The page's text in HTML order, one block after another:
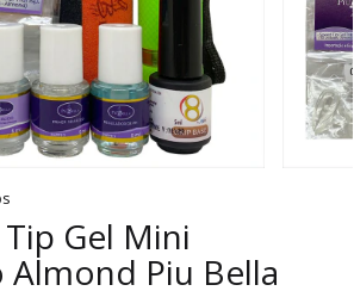
Gel Mini
Piu Bella